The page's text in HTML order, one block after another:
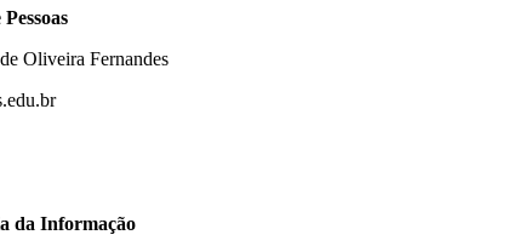
Oliveira Fernandes
da Informação